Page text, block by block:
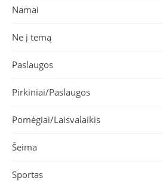
Namai
Ne į temą
Paslaugos
Pirkiniai/Paslaugos
Pomėgiai/Laisvalaikis
Šeima
Sportas